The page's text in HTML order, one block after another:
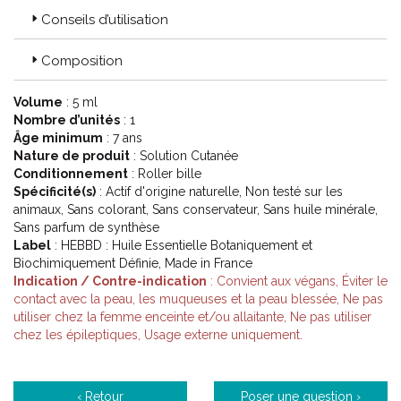
Conseils d’utilisation
Composition
Volume : 5 ml
Nombre d’unités : 1
Âge minimum : 7 ans
Nature de produit : Solution Cutanée
Conditionnement : Roller bille
Spécificité(s) : Actif d'origine naturelle, Non testé sur les
animaux, Sans colorant, Sans conservateur, Sans huile minérale,
Sans parfum de synthèse
Label : HEBBD : Huile Essentielle Botaniquement et
Biochimiquement Définie, Made in France
Indication / Contre-indication : Convient aux végans, Éviter le
contact avec la peau, les muqueuses et la peau blessée, Ne pas
utiliser chez la femme enceinte et/ou allaitante, Ne pas utiliser
chez les épileptiques, Usage externe uniquement.
‹ Retour Poser une question ›